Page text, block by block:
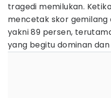
tragedi memilukan.
mencetak skor gemilang
yakni 89 persen,
yang begitu dominan